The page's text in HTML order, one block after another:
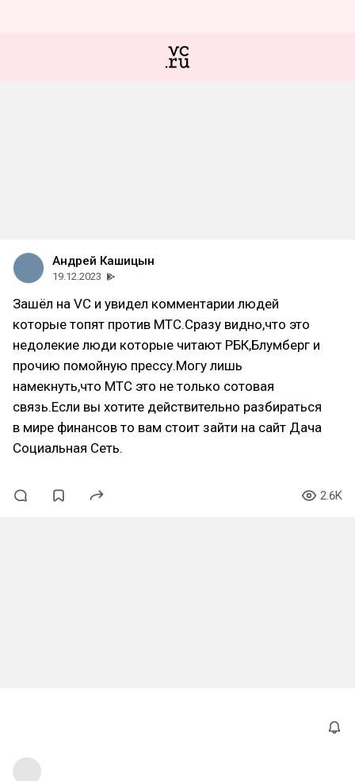
Андрей Кашицын
19.12.2023
Зашёл на VC и увидел комментарии людей
которые топят против МТС.Сразу видно,что это
недолекие люди которые читают РБК,Блумберг и
прочию помойную прессу.Могу лишь
намекнуть,что МТС это не только сотовая
связь.Если вы хотите действительно разбираться
в мире финансов то вам стоит зайти на сайт Дача
Социальная Сеть.
2.6K